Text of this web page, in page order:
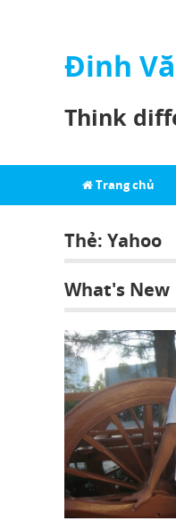
Đinh
Think
Trang chủ
Thẻ: Yahoo
What's New